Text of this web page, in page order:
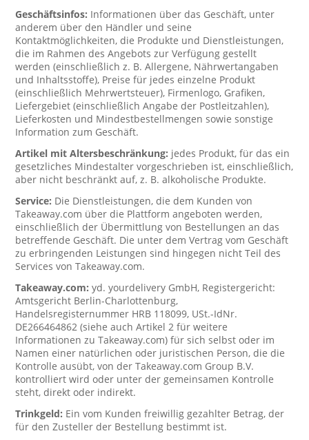
Geschäftsinfos: Informationen über das Geschäft, unter
anderem über den Händler und seine
Kontaktmöglichkeiten, die Produkte und Dienstleistungen,
die im Rahmen des Angebots zur Verfügung gestellt
werden (einschließlich z. B. Allergene, Nährwertangaben
und Inhaltsstoffe), Preise für jedes einzelne Produkt
(einschließlich Mehrwertsteuer), Firmenlogo, Grafiken,
Liefergebiet (einschließlich Angabe der Postleitzahlen),
Lieferkosten und Mindestbestellmengen sowie sonstige
Information zum Geschäft.
Artikel mit Altersbeschränkung: jedes Produkt, für das ein
gesetzliches Mindestalter vorgeschrieben ist, einschließlich,
aber nicht beschränkt auf, z. B. alkoholische Produkte.
Service: Die Dienstleistungen, die dem Kunden von
Takeaway.com über die Plattform angeboten werden,
einschließlich der Übermittlung von Bestellungen an das
betreffende Geschäft. Die unter dem Vertrag vom Geschäft
zu erbringenden Leistungen sind hingegen nicht Teil des
Services von Takeaway.com.
Takeaway.com:yd. yourdelivery GmbH, Registergericht:
Amtsgericht Berlin-Charlottenburg,
Handelsregisternummer HRB 118099, USt.-IdNr.
DE266464862 (siehe auch Artikel 2 für weitere
Informationen zu Takeaway.com) für sich selbst oder im
Namen einer natürlichen oder juristischen Person, die die
Kontrolle ausübt, von der Takeaway.com Group B.V.
kontrolliert wird oder unter der gemeinsamen Kontrolle
steht, direkt oder indirekt.
Trinkgeld: Ein vom Kunden freiwillig gezahlter Betrag, der
für den Zusteller der Bestellung bestimmt ist.